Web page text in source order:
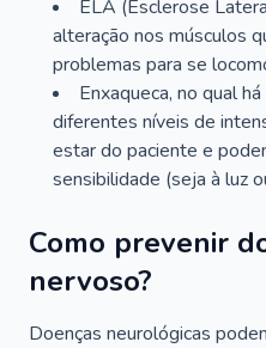
ELA (Esclerose
alteração nos músculos
problemas para se
Enxaqueca, no qual
diferentes níveis de
estar do paciente e
sensibilidade (seja à luz
Como prevenir
nervoso?
Doenças neurológicas